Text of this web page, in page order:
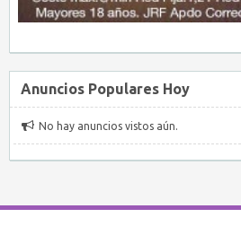
Anuncios Populares Hoy
No hay anuncios vistos aún.